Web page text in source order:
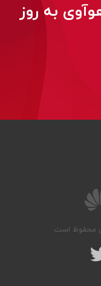
به روز
محفوظ است